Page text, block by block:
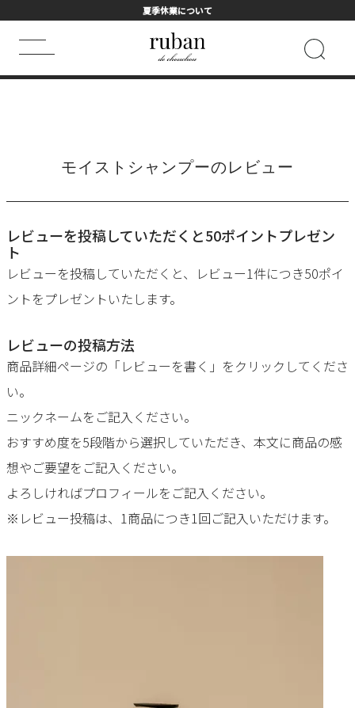
夏季休業について
まつげ美容液 トライアル ヘアマスク
フェイスマスク 詰め替え用
モイストシャンプーのレビュー
モイストシャンプーのレビュー
レビューを投稿していただくと50ポイントプレゼン
ト
レビューを投稿していただくと、レビュー1件につき50ポイ
ントをプレゼントいたします。
レビューの投稿方法
商品詳細ページの「レビューを書く」をクリックしてくださ
い。
ニックネームをご記入ください。
おすすめ度を5段階から選択していただき、本文に商品の感
想やご要望をご記入ください。
よろしければプロフィールをご記入ください。
※レビュー投稿は、1商品につき1回ご記入いただけます。